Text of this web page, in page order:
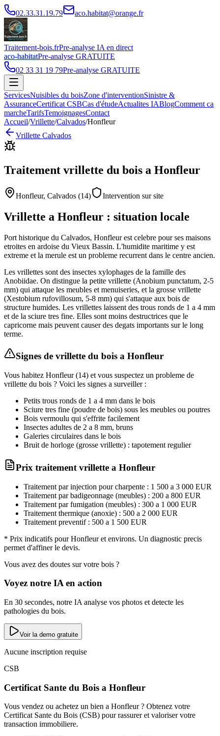
02.33.31.19.79 aco.habitat@orange.fr
Traitement-bois.frPre-analyse IA en direct
aco-habitatPre-analyse GRATUITE
02 33 31 19 79Pre-analyse GRATUITE
ServicesNuisibles du boisZone d'interventionSinistre &
AssuranceCertificat CSBCas d'étudeActualites IABlogComment ca
marcheTarifsTemoignagesContact
Accueil/Vrillette/Calvados/Honfleur
Vrillette Calvados
Traitement vrillette du bois a Honfleur
Honfleur, Calvados (14) Intervention sur site
Vrillette a Honfleur : situation locale
Port historique du Calvados, Honfleur est celebre pour ses maisons
etroites en ardoise du Vieux Bassin. L'humidite maritime y est
extreme et la merule est un probleme recurrent dans le centre ancien.
Les vrillettes sont des insectes xylophages de la famille des
Anobiidae. On distingue la petite vrillette (Anobium punctatum, 2-5
mm) qui attaque les meubles et menuiseries, et la grosse vrillette
(Xestobium rufovillosum, 5-8 mm) qui s'attaque aux bois de
structure humides. Les vrillettes laissent des trous ronds de 1 a 4 mm
et de la sciure tres fine. Elles sont moins destructrices que le
capricorne mais peuvent causer des degats importants sur le long
terme.
Signes de vrillette du bois a Honfleur
Vous habitez Honfleur(14) et vous suspectez un probleme de
vrillette du bois ? Voici les signes a surveiller :
Petits trous ronds de 1 a 4 mm dans le bois
Sciure tres fine (poudre de bois) sous les meubles ou poutres
Bois vermoulu qui s'effrite facilement
Insectes adultes de 2 a 8 mm, bruns
Galeries circulaires dans le bois
Bruit de horloge (grosse vrillette) : tapotement regulier
Prix traitement vrillette a Honfleur
Traitement par injection pour charpente : 1 500 a 3 000 EUR
Traitement par badigeonnage (meubles) : 200 a 800 EUR
Traitement par fumigation (meubles) : 300 a 1 000 EUR
Traitement thermique (anoxie) : 500 a 2 000 EUR
Traitement preventif : 500 a 1 500 EUR
* Prix indicatifs pourHonfleuret environs. Un diagnostic precis
permet d'affiner le devis.
Vous avez des doutes sur votre bois ?
Voyez notre IA en action
En 30 secondes, notre IA analyse vos photos et detecte les
pathologies du bois.
Voir la demo gratuite
Aucune inscription requise
CSB
Certificat Sante du Bois a Honfleur
Vous vendez ou achetez un bien a Honfleur? Obtenez votre
Certificat Sante du Bois (CSB) pour rassurer et valoriser votre
transaction immobiliere.